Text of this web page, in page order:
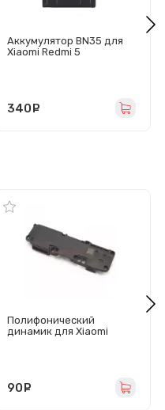
Аккумулятор BN35 для
Xiaomi Redmi 5
340
Полифонический
динамик для Xiaomi
90